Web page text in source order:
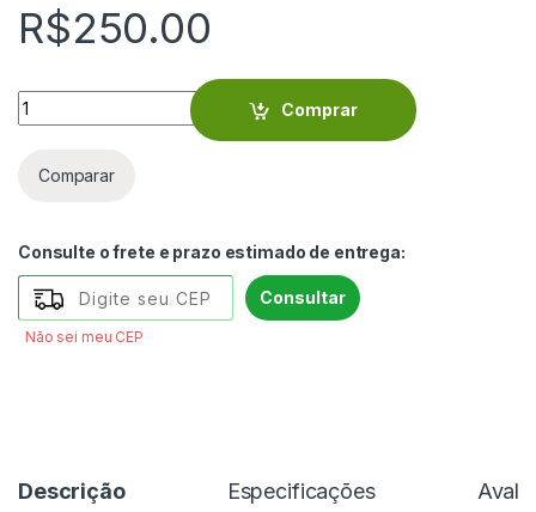
R$250.00
Brinco com cubo de murano preto - VIORO28 quantity
Comprar
Comparar
Consulte o frete e prazo estimado de entrega:
Consultar
Não sei meu CEP
Descrição Especificações